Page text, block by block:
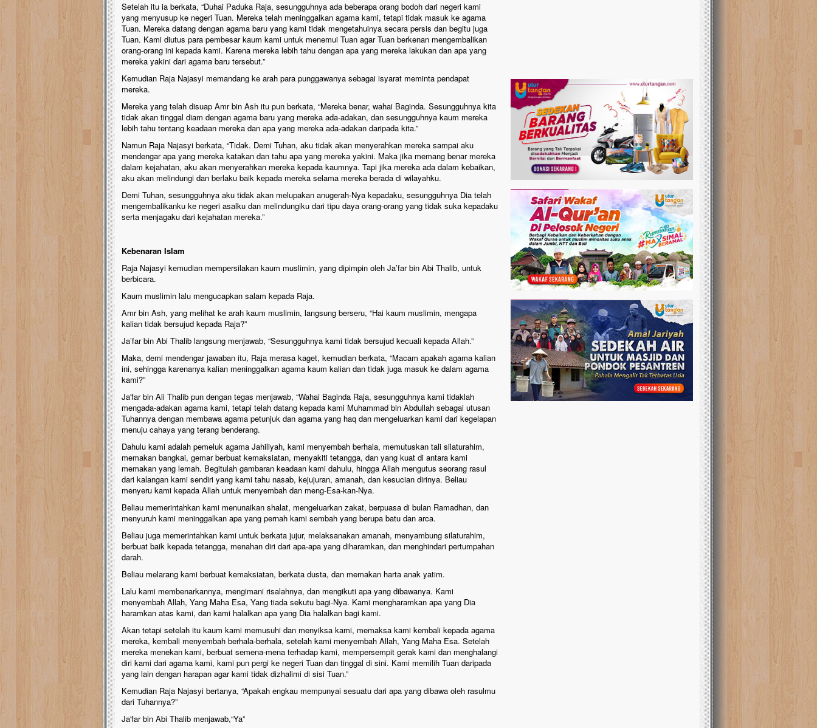
Setelah itu ia berkata, “Duhai Paduka Raja, sesungguhnya ada beberapa orang bodoh dari negeri kami
yang menyusup ke negeri Tuan. Mereka telah meninggalkan agama kami, tetapi tidak masuk ke agama
Tuan. Mereka datang dengan agama baru yang kami tidak mengetahuinya secara persis dan begitu juga
Tuan. Kami diutus para pembesar kaum kami untuk menemui Tuan agar Tuan berkenan mengembalikan
orang-orang ini kepada kami. Karena mereka lebih tahu dengan apa yang mereka lakukan dan apa yang
mereka yakini dari agama baru tersebut.”
Kemudian Raja Najasyi memandang ke arah para punggawanya sebagai isyarat meminta pendapat
mereka.
Mereka yang telah disuap Amr bin Ash itu pun berkata, “Mereka benar, wahai Baginda. Sesungguhnya kita
tidak akan tinggal diam dengan agama baru yang mereka ada-adakan, dan sesungguhnya kaum mereka
lebih tahu tentang keadaan mereka dan apa yang mereka ada-adakan daripada kita.”
Namun Raja Najasyi berkata, “Tidak. Demi Tuhan, aku tidak akan menyerahkan mereka sampai aku
mendengar apa yang mereka katakan dan tahu apa yang mereka yakini. Maka jika memang benar mereka
dalam kejahatan, aku akan menyerahkan mereka kepada kaumnya. Tapi jika mereka ada dalam kebaikan,
aku akan melindungi dan berlaku baik kepada mereka selama mereka berada di wilayahku.
Demi Tuhan, sesungguhnya aku tidak akan melupakan anugerah-Nya kepadaku, sesungguhnya Dia telah
mengembalikanku ke negeri asalku dan melindungiku dari tipu daya orang-orang yang tidak suka kepadaku
serta menjagaku dari kejahatan mereka.”
Kebenaran Islam
Raja Najasyi kemudian mempersilakan kaum muslimin, yang dipimpin oleh Ja’far bin Abi Thalib, untuk
berbicara.
Kaum muslimin lalu mengucapkan salam kepada Raja.
Amr bin Ash, yang melihat ke arah kaum muslimin, langsung berseru, “Hai kaum muslimin, mengapa
kalian tidak bersujud kepada Raja?”
Ja’far bin Abi Thalib langsung menjawab, “Sesungguhnya kami tidak bersujud kecuali kepada Allah.”
Maka, demi mendengar jawaban itu, Raja merasa kaget, kemudian berkata, “Macam apakah agama kalian
ini, sehingga karenanya kalian meninggalkan agama kaum kalian dan tidak juga masuk ke dalam agama
kami?”
Ja'far bin Ali Thalib pun dengan tegas menjawab, “Wahai Baginda Raja, sesungguhnya kami tidaklah
mengada-adakan agama kami, tetapi telah datang kepada kami Muhammad bin Abdullah sebagai utusan
Tuhannya dengan membawa agama petunjuk dan agama yang haq dan mengeluarkan kami dari kegelapan
menuju cahaya yang terang benderang.
Dahulu kami adalah pemeluk agama Jahiliyah, kami menyembah berhala, memutuskan tali silaturahim,
memakan bangkai, gemar berbuat kemaksiatan, menyakiti tetangga, dan yang kuat di antara kami
memakan yang lemah. Begitulah gambaran keadaan kami dahulu, hingga Allah mengutus seorang rasul
dari kalangan kami sendiri yang kami tahu nasab, kejujuran, amanah, dan kesucian dirinya. Beliau
menyeru kami kepada Allah untuk menyembah dan meng-Esa-kan-Nya.
Beliau memerintahkan kami menunaikan shalat, mengeluarkan zakat, berpuasa di bulan Ramadhan, dan
menyuruh kami meninggalkan apa yang pernah kami sembah yang berupa batu dan arca.
Beliau juga memerintahkan kami untuk berkata jujur, melaksanakan amanah, menyambung silaturahim,
berbuat baik kepada tetangga, menahan diri dari apa-apa yang diharamkan, dan menghindari pertumpahan
darah.
Beliau melarang kami berbuat kemaksiatan, berkata dusta, dan memakan harta anak yatim.
Lalu kami membenarkannya, mengimani risalahnya, dan mengikuti apa yang dibawanya. Kami
menyembah Allah, Yang Maha Esa, Yang tiada sekutu bagi-Nya. Kami mengharamkan apa yang Dia
haramkan atas kami, dan kami halalkan apa yang Dia halalkan bagi kami.
Akan tetapi setelah itu kaum kami memusuhi dan menyiksa kami, memaksa kami kembali kepada agama
mereka, kembali menyembah berhala-berhala, setelah kami menyembah Allah, Yang Maha Esa. Setelah
mereka menekan kami, berbuat semena-mena terhadap kami, mempersempit gerak kami dan menghalangi
diri kami dari agama kami, kami pun pergi ke negeri Tuan dan tinggal di sini. Kami memilih Tuan daripada
yang lain dengan harapan agar kami tidak dizhalimi di sisi Tuan.”
Kemudian Raja Najasyi bertanya, “Apakah engkau mempunyai sesuatu dari apa yang dibawa oleh rasulmu
dari Tuhannya?”
Ja'far bin Abi Thalib menjawab,“Ya”